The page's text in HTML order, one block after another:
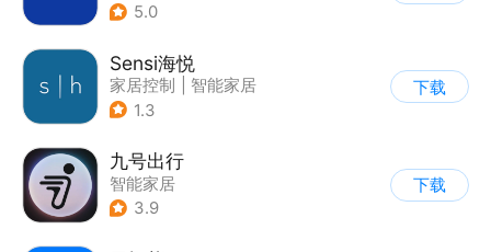
5.0
Sensi海悦
家居控制
智能家居
1.3
下载
九号出行
智能家居
3.9
下载